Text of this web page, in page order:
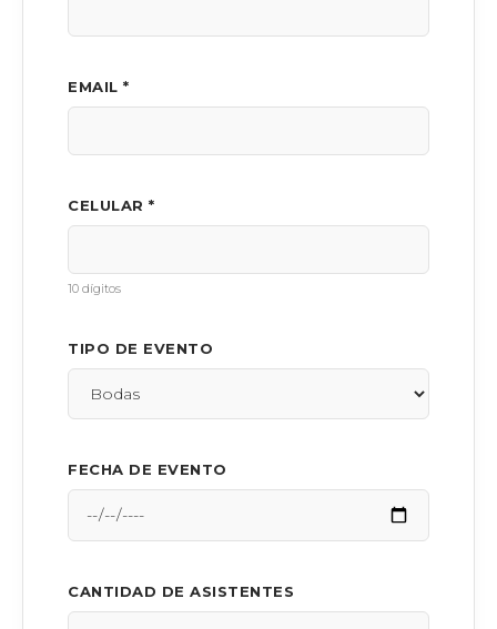
EMAIL *
CELULAR *
10 dígitos
TIPO DE EVENTO
FECHA DE EVENTO
CANTIDAD DE ASISTENTES